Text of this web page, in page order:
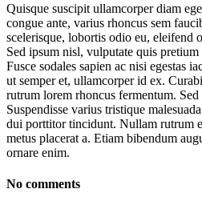
Quisque suscipit ullamcorper diam
congue ante, varius rhoncus sem
scelerisque, lobortis odio eu, eleifend
Sed ipsum nisl, vulputate quis pretium
Fusce sodales sapien ac nisi egestas
ut semper et, ullamcorper id ex.
rutrum lorem rhoncus fermentum.
Suspendisse varius tristique
dui porttitor tincidunt. Nullam rutrum
metus placerat a. Etiam bibendum
ornare enim.
No comments